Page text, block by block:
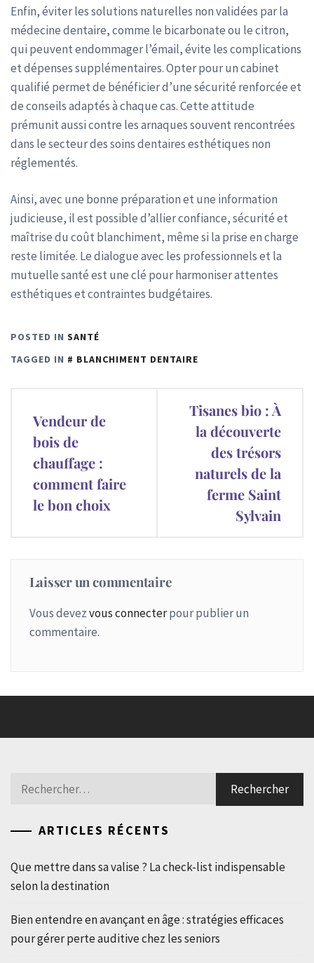
Enfin, éviter les solutions naturelles non validées par la
médecine dentaire, comme le bicarbonate ou le citron,
qui peuvent endommager l’émail, évite les complications
et dépenses supplémentaires. Opter pour un cabinet
qualifié permet de bénéficier d’une sécurité renforcée et
de conseils adaptés à chaque cas. Cette attitude
prémunit aussi contre les arnaques souvent rencontrées
dans le secteur des soins dentaires esthétiques non
réglementés.
Ainsi, avec une bonne préparation et une information
judicieuse, il est possible d’allier confiance, sécurité et
maîtrise du coût blanchiment, même si la prise en charge
reste limitée. Le dialogue avec les professionnels et la
mutuelle santé est une clé pour harmoniser attentes
esthétiques et contraintes budgétaires.
POSTED IN SANTÉ
TAGGED IN
BLANCHIMENT DENTAIRE
l’article
Vendeur de
bois de
chauffage :
comment faire
le bon choix
Tisanes bio : À
la découverte
des trésors
naturels de la
ferme Saint
Sylvain
Laisser un commentaire
Vous devezvous connecterpour publier un
commentaire.
Rechercher :
ARTICLES RÉCENTS
Que mettre dans sa valise ? La check-list indispensable
selon la destination
Bien entendre en avançant en âge : stratégies efficaces
pour gérer perte auditive chez les seniors